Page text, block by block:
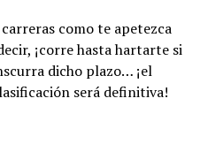
como te apetezca
¡corre hasta hartarte si
dicho plazo… ¡el
será definitiva!